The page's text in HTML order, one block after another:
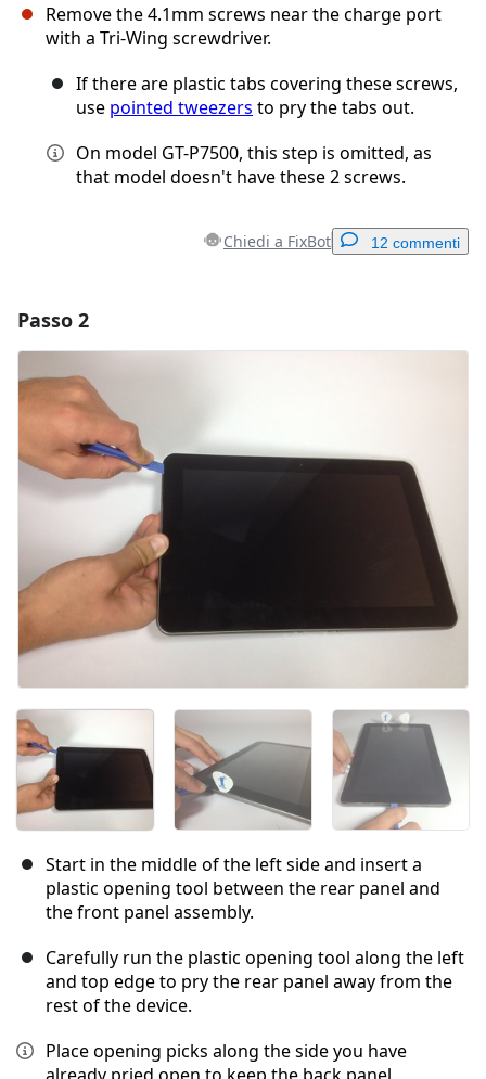
Remove the 4.1mm screws near the charge port
with a Tri-Wing screwdriver.
If there are plastic tabs covering these screws,
use pointed tweezers to pry the tabs out.
On model GT-P7500, this step is omitted, as
that model doesn't have these 2 screws.
Chiedi a FixBot 12 commenti
Aggiungi Commento
Pubblica commento
Passo 2
Start in the middle of the left side and insert a
plastic opening tool between the rear panel and
the front panel assembly.
Carefully run the plastic opening tool along the left
and top edge to pry the rear panel away from the
rest of the device.
Place opening picks along the side you have